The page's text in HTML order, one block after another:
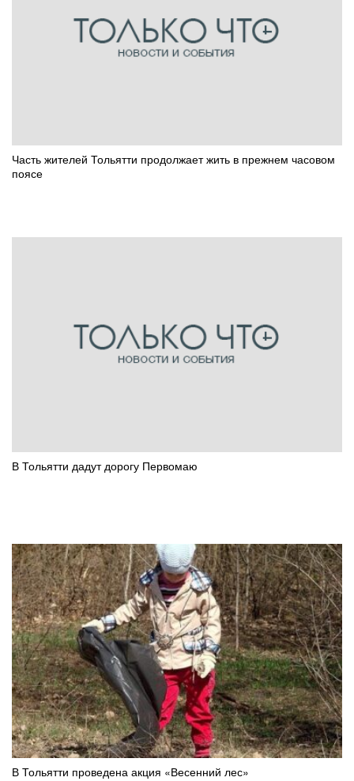
Часть жителей Тольятти продолжает жить в прежнем часовом
поясе
В Тольятти дадут дорогу Первомаю
В Тольятти проведена акция «Весенний лес»